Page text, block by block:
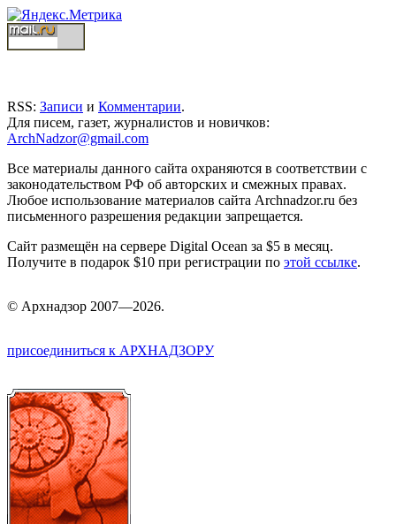
RSS: Записи и Комментарии.
Для писем, газет, журналистов и новичков:
ArchNadzor@gmail.com
Все материалы данного сайта охраняются в соответствии с
законодательством РФ об авторских и смежных правах.
Любое использование материалов сайта Archnadzor.ru без
письменного разрешения редакции запрещается.
Сайт размещён на сервере Digital Ocean за $5 в месяц.
Получите в подарок $10 при регистрации по этой ссылке.
© Архнадзор 2007—2026.
присоединиться к АРХНАДЗОРУ